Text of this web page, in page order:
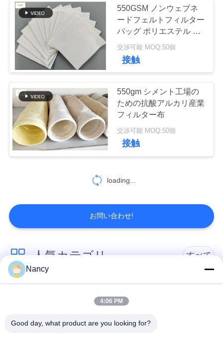
引
用
を
要
し
な
い
フェルトフィルタ
ーバッグ
高温フィルター袋
32
産業用集塵機
550GSM ノンウェブネ
ードフェルトフィルター
バッグ ポリエステル ア
ンチアシド
130mmX2500mm
交渉可能 MOQ:50個
接触
550gm シメント工場の
ための抗酸アルカリ産業
フィルター布
交渉可能 MOQ:50個
接触
loading...
お問い合わせ!
人気カテゴリ すべて
バッグ
Nancy
4:06 PM
Good day, what product are you looking for?